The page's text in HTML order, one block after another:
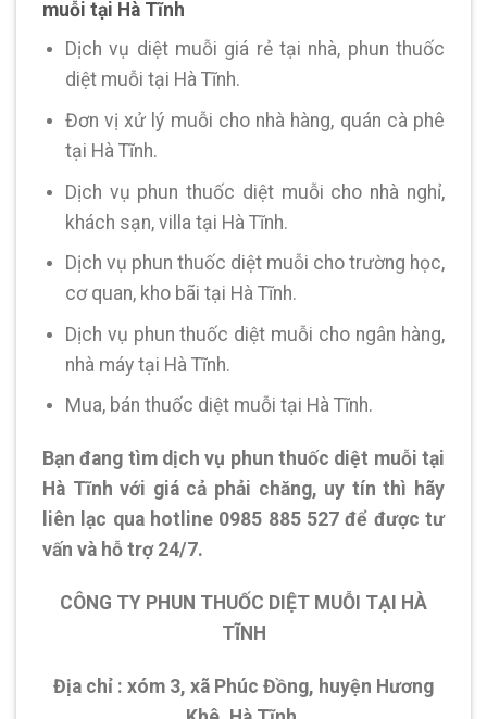
muỗi tại Hà Tĩnh
Dịch vụ diệt muỗi giá rẻ tại nhà, phun thuốc
diệt muỗi tại Hà Tĩnh.
Đơn vị xử lý muỗi cho nhà hàng, quán cà phê
tại Hà Tĩnh.
Dịch vụ phun thuốc diệt muỗi cho nhà nghỉ,
khách sạn, villa tại Hà Tĩnh.
Dịch vụ phun thuốc diệt muỗi cho trường học,
cơ quan, kho bãi tại Hà Tĩnh.
Dịch vụ phun thuốc diệt muỗi cho ngân hàng,
nhà máy tại Hà Tĩnh.
Mua, bán thuốc diệt muỗi tại Hà Tĩnh.
Bạn đang tìm dịch vụ phun thuốc diệt muỗi tại
Hà Tĩnh với giá cả phải chăng, uy tín thì hãy
liên lạc qua hotline 0985 885 527 để được tư
vấn và hỗ trợ 24/7.
CÔNG TY PHUN THUỐC DIỆT MUỖI TẠI HÀ
TĨNH
Địa chỉ : xóm 3, xã Phúc Đồng, huyện Hương